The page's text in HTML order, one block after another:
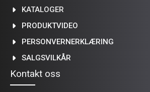
KATALOGER
PRODUKTVIDEO
PERSONVERNERKLÆRING
SALGSVILKÅR
Kontakt oss